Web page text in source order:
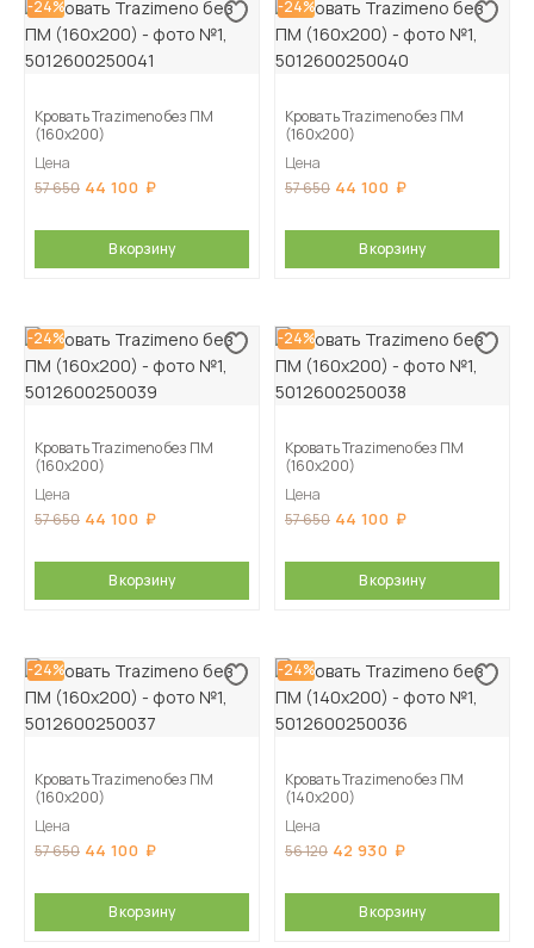
-24%
Кровать Trazimeno без ПМ
(160х200)
Цена
57 650 44 100
В корзину
-24%
Кровать Trazimeno без ПМ
(160х200)
Цена
57 650 44 100
В корзину
-24%
Кровать Trazimeno без ПМ
(160х200)
Цена
57 650 44 100
В корзину
-24%
Кровать Trazimeno без ПМ
(160х200)
Цена
57 650 44 100
В корзину
-24%
Кровать Trazimeno без ПМ
(160х200)
Цена
57 650 44 100
В корзину
-24%
Кровать Trazimeno без ПМ
(140х200)
Цена
56 120 42 930
В корзину